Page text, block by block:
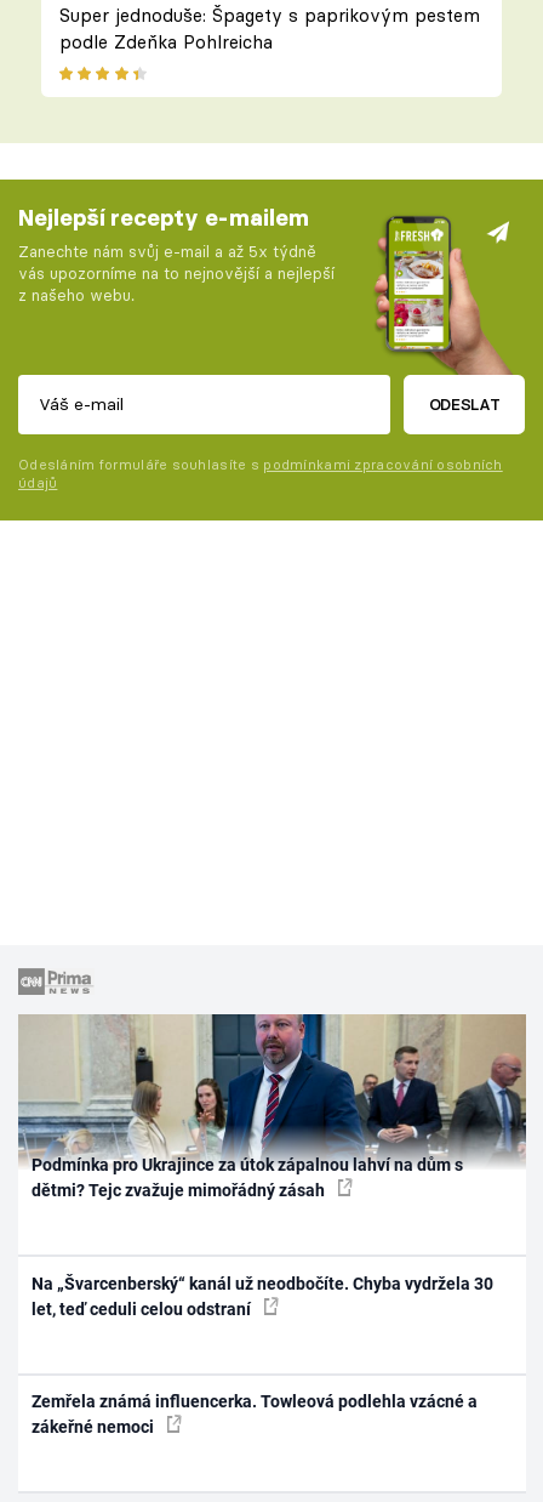
Super jednoduše: Špagety s paprikovým pestem
podle Zdeňka Pohlreicha
Nejlepší recepty e-mailem
Zanechte nám svůj e-mail a až 5x týdně
vás upozorníme na to nejnovější a nejlepší
z našeho webu.
ODESLAT
Odesláním formuláře souhlasíte s podmínkami zpracování osobních
údajů
Podmínka pro Ukrajince za útok zápalnou lahví na dům s
dětmi? Tejc zvažuje mimořádný zásah
Na „Švarcenberský“ kanál už neodbočíte. Chyba vydržela 30
let, teď ceduli celou odstraní
Zemřela známá influencerka. Towleová podlehla vzácné a
zákeřné nemoci